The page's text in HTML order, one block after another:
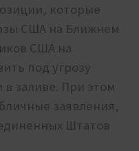
которые
США на Ближнем
США на
под угрозу
заливе. При этом
заявления,
Штатов